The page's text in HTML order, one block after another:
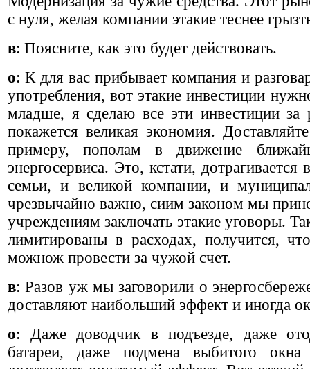
с нуля, желая компании этакие теснее
в: Поясните, как это будет действовать.
о: К для вас прибывает компания и
употребления, вот этакие инвестиции
младше, я сделаю все эти инвестиции
покажется великая экономия.
примеру, пополам в движение
энергосервиса. Это, кстати,
семьи, и великой компании, и
чрезвычайно важно, сиим законом мы
учреждениям заключать этакие уговоры.
лимитированы в расходах, получится,
можнож провести за чужой счет.
в: Разов уж мы заговорили о
доставляют наибольший эффект и иногда
о: Даже доводчик в подъезде, даже
батареи, даже подмена выбитого